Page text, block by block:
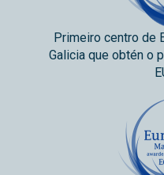
Primeiro centro de
Galicia que obtén o